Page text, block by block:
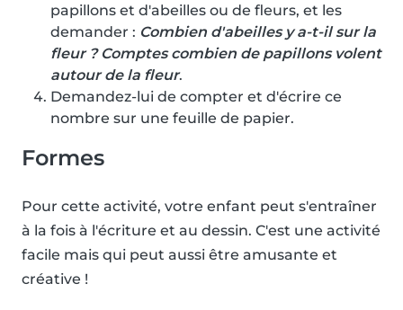
papillons et d'abeilles ou de fleurs, et les
demander : Combien d'abeilles y a-t-il sur la
fleur ? Comptes combien de papillons volent
autour de la fleur.
Demandez-lui de compter et d'écrire ce
nombre sur une feuille de papier.
Formes
Pour cette activité, votre enfant peut s'entraîner
à la fois à l'écriture et au dessin. C'est une activité
facile mais qui peut aussi être amusante et
créative !